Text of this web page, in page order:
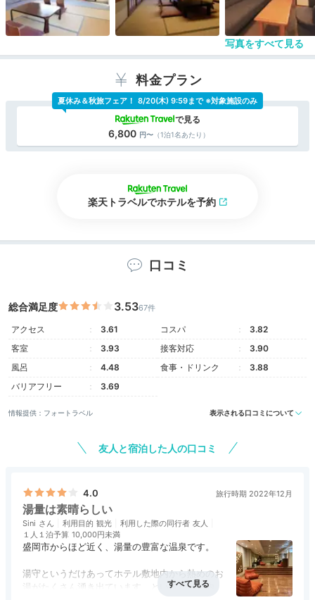
写真をすべて見る
料金プラン
6,800 （1泊1名あたり）
夏休み＆秋旅フェア！ 8/20(木) 9:59まで ※対象施設のみ
楽天トラベルでホテルを予約
口コミ
総合満足度 3.5367件
アクセス 3.61 コスパ
3.82
客室
3.93 接客対応
3.90
風呂
4.48 食事・ドリンク
3.88
バリアフリー
3.69
情報提供：フォートラベル 表示される口コミについて
友人と宿泊した人の口コミ
4.0 旅行時期 2022年12月
湯量は素晴らしい
Sini 利用目的 観光 利用した際の同行者 友人
１人１泊予算 10,000円未満
盛岡市からほど近く、湯量の豊富な温泉です。
湯守というだけあってホテル敷地内から熱めのお
湯がたくさん湧き出ています。というわけで内湯